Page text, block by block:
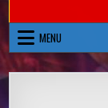
MENU